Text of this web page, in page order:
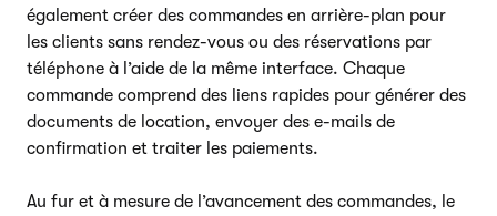
également créer des commandes en arrière-plan pour
les clients sans rendez-vous ou des réservations par
téléphone à l’aide de la même interface. Chaque
commande comprend des liens rapides pour générer des
documents de location, envoyer des e-mails de
confirmation et traiter les paiements.
Au fur et à mesure de l’avancement des commandes, le